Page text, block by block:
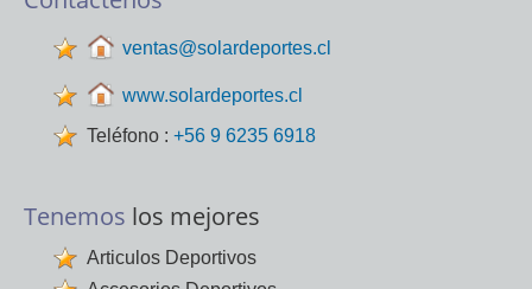
www.solardeportes.cl
Teléfono :+56 9 6235 6918
Tenemoslos mejores
Accesorios Deportivos
Despachamos en todo Chile